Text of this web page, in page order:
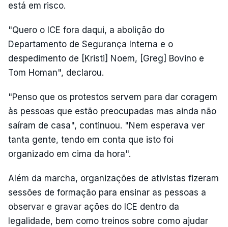
está em risco.
"Quero o ICE fora daqui, a abolição do
Departamento de Segurança Interna e o
despedimento de [Kristi] Noem, [Greg] Bovino e
Tom Homan", declarou.
"Penso que os protestos servem para dar coragem
às pessoas que estão preocupadas mas ainda não
saíram de casa", continuou. "Nem esperava ver
tanta gente, tendo em conta que isto foi
organizado em cima da hora".
Além da marcha, organizações de ativistas fizeram
sessões de formação para ensinar as pessoas a
observar e gravar ações do ICE dentro da
legalidade, bem como treinos sobre como ajudar